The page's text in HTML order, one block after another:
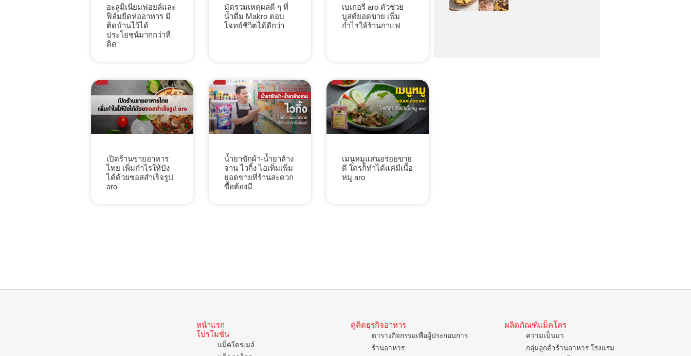
อะลูมิเนียมฟอยล์และ
ฟิล์มยืดห่ออาหาร มี
ติดบ้านไว้ได้
ประโยชน์มากกว่าที่
คิด
มัดรวมเหตุผลดี ๆ ที่
น้ำดื่ม Makro ตอบ
โจทย์ชีวิตได้ดีกว่า
เบเกอรี aro ตัวช่วย
บูสต์ยอดขาย เพิ่ม
กำไรให้ร้านกาแฟ
เปิดร้านขายอาหาร
ไทย เพิ่มกำไรให้ปัง
ได้ด้วยซอสสำเร็จรูป
aro
น้ำยาซักผ้า-น้ำยาล้าง
จาน ไวกิ้ง ไอเท็มเพิ่ม
ยอดขายที่ร้านสะดวก
ซื้อต้องมี
เมนูหมูแสนอร่อยขาย
ดี ใครก็ทำได้แค่มีเนื้อ
หมู aro
หน้าแรก
โปรโมชั่น
แม็คโครเมล์
คู่คิดธุรกิจอาหาร
ตารางกิจกรรมเพื่อผู้ประกอบการ
ร้านอาหาร
ผลิตภัณฑ์แม็คโคร
ความเป็นมา
กลุ่มลูกค้าร้านอาหาร โรงแรม